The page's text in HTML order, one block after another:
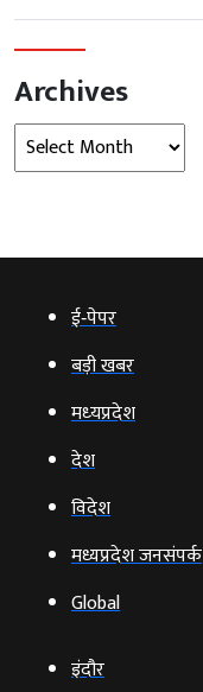
Archives
Archives
ई‑पेपर
बड़ी खबर
मध्‍यप्रदेश
देश
विदेश
मध्यप्रदेश जनसंपर्क
Global
इंदौर